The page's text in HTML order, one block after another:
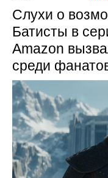
Слухи о
Батисты в
Amazon
среди